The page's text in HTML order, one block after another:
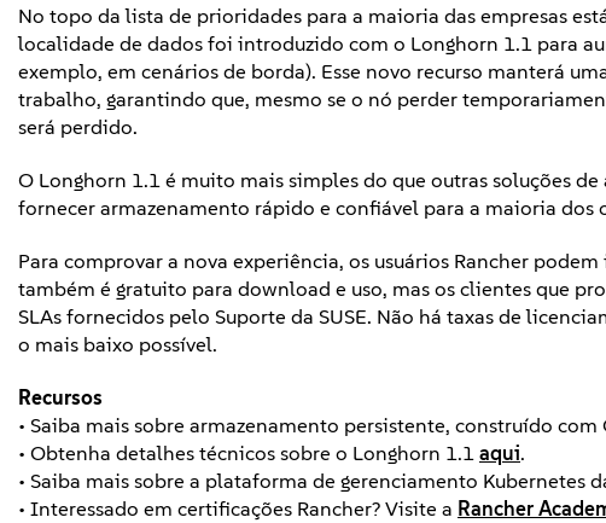
No topo da lista de prioridades para a maioria das empresas
localidade de dados foi introduzido com o Longhorn 1.1 para
exemplo, em cenários de borda). Esse novo recurso manterá
trabalho, garantindo que, mesmo se o nó perder
será perdido.
O Longhorn 1.1 é muito mais simples do que outras soluções
fornecer armazenamento rápido e confiável para a maioria dos
Para comprovar a nova experiência, os usuários Rancher
também é gratuito para download e uso, mas os clientes que
SLAs fornecidos pelo Suporte da SUSE. Não há taxas de
o mais baixo possível.
Recursos
• Saiba mais sobre armazenamento persistente, construído
• Obtenha detalhes técnicos sobre o Longhorn 1.1 aqui.
• Saiba mais sobre a plataforma de gerenciamento Kubernetes
• Interessado em certificações Rancher? Visite a Rancher